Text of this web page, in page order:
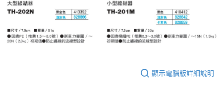
顯示電腦版詳細說明